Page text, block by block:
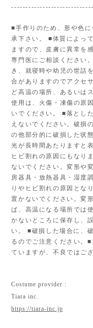
■手作りのため、形や色
承下さい。 ■体質によっ
ますので、皮膚に異常を
専門医にご相談ください
き、就寝時や幼児の世話
合がありますのでアクセ
ど高温の場所、あるいは
使用は、火傷・凍傷の原
いでください。 ■落とし
えないでください。破損
の他部分的に破損した状
光が長時間あたりますと
ヒビ割れの原因にもなり
ないでください。変形や
房器具・放熱器具・湿度
りやヒビ割れの原因とな
置かないでください。変
ば、高温になる場所では
かないところに保存し、
い。 ■破損した場合に、
るのでご注意ください。
ていますが、不良ではご
Costume provider :
Tiara inc.
https://tiara-inc.jp